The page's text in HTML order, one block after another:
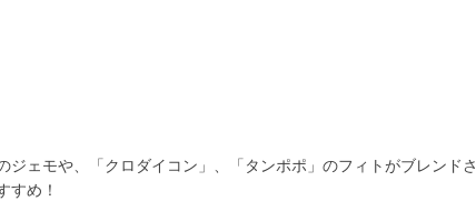
ェモや、「クロダイコン」、「タンポポ」のフィトがブレンドさ
すめ！